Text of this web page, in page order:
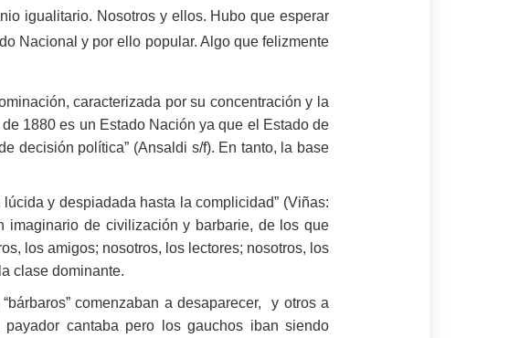
igualitario. Nosotros y ellos. Hubo que esperar
Nacional y por ello popular. Algo que felizmente
caracterizada por su concentración y la
1880 es un Estado Nación ya que el Estado de
decisión política” (Ansaldi s/f). En tanto, la base
y despiadada hasta la complicidad” (Viñas:
imaginario de civilización y barbarie, de los que
los amigos; nosotros, los lectores; nosotros, los
clase dominante.
comenzaban a desaparecer, y otros a
cantaba pero los gauchos iban siendo